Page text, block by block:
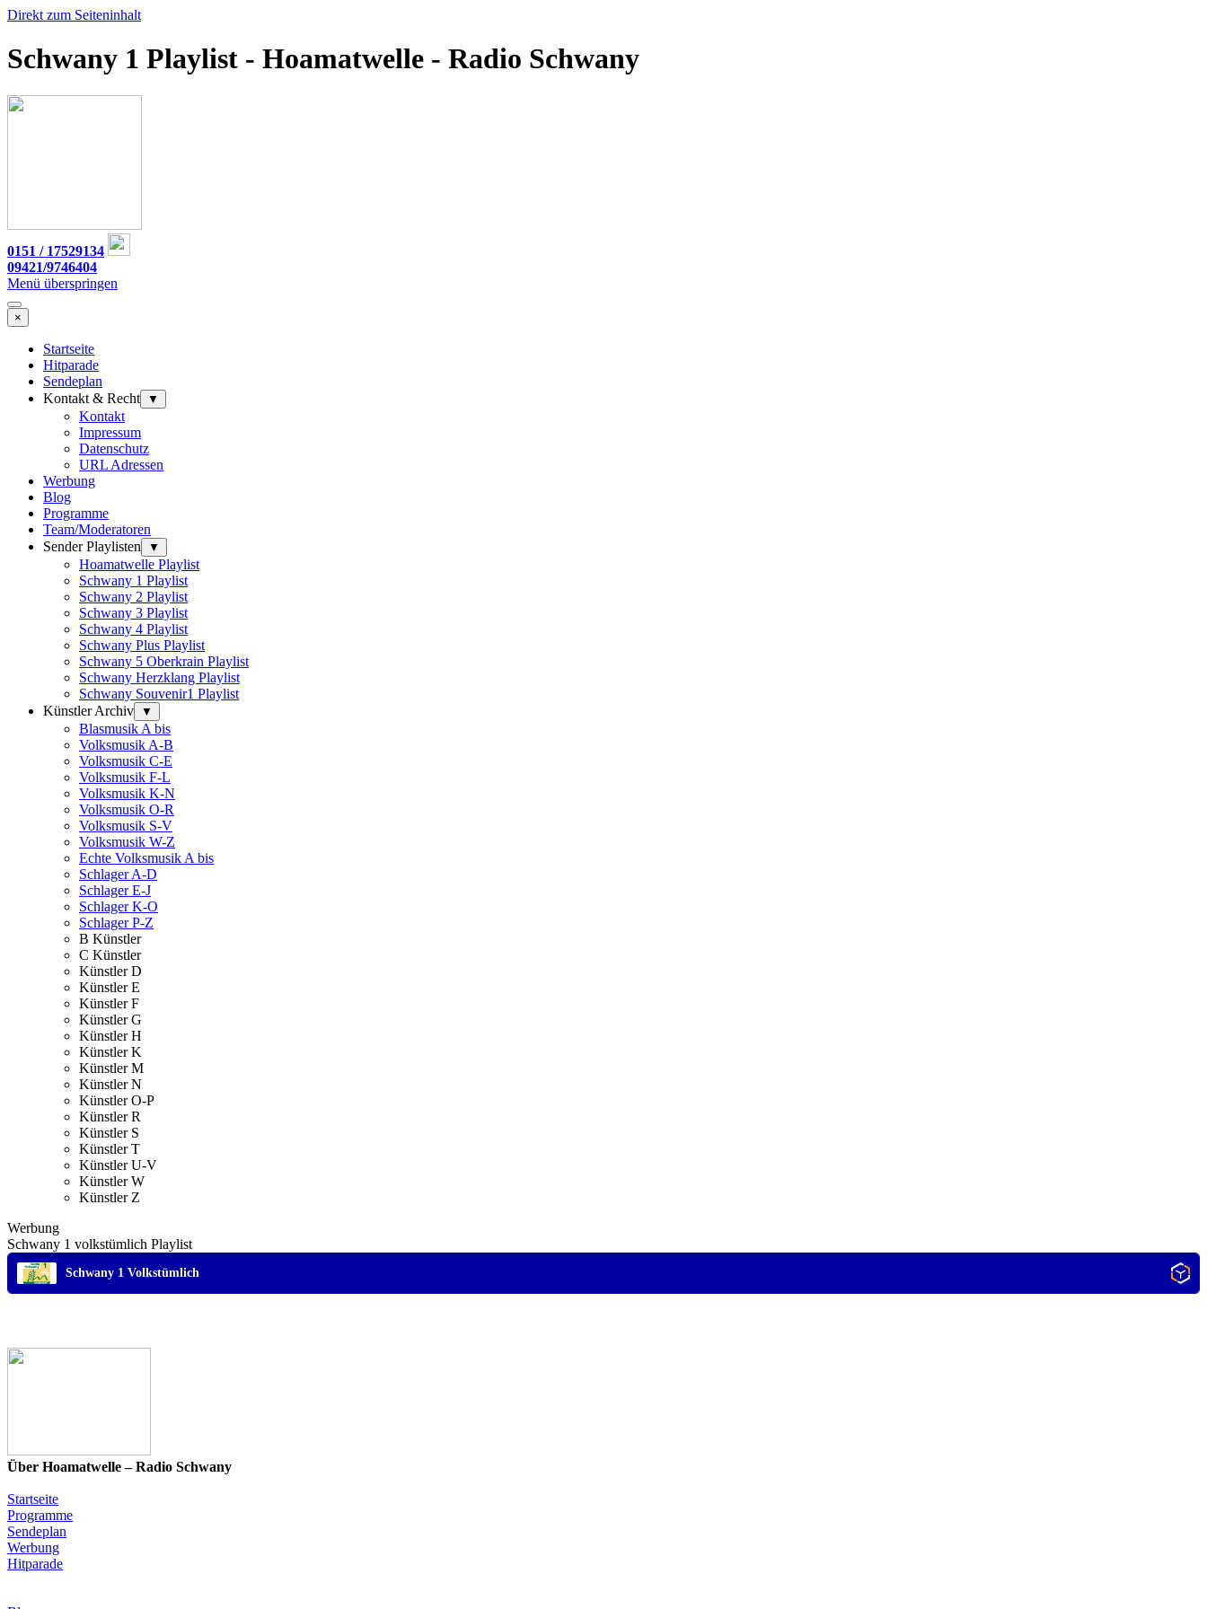
Direkt zum Seiteninhalt
Schwany 1 Playlist - Hoamatwelle - Radio Schwany
0151 / 17529134
09421/9746404
Menü überspringen
×
Startseite
Hitparade
Sendeplan
Kontakt & Recht
▼
Kontakt
Impressum
Datenschutz
URL Adressen
Werbung
Blog
Programme
Team/Moderatoren
Sender Playlisten
▼
Hoamatwelle Playlist
Schwany 1 Playlist
Schwany 2 Playlist
Schwany 3 Playlist
Schwany 4 Playlist
Schwany Plus Playlist
Schwany 5 Oberkrain Playlist
Schwany Herzklang Playlist
Schwany Souvenir1 Playlist
Künstler Archiv
▼
Blasmusik A bis
Volksmusik A-B
Volksmusik C-E
Volksmusik F-L
Volksmusik K-N
Volksmusik O-R
Volksmusik S-V
Volksmusik W-Z
Echte Volksmusik A bis
Schlager A-D
Schlager E-J
Schlager K-O
Schlager P-Z
B Künstler
C Künstler
Künstler D
Künstler E
Künstler F
Künstler G
Künstler H
Künstler K
Künstler M
Künstler N
Künstler O-P
Künstler R
Künstler S
Künstler T
Künstler U-V
Künstler W
Künstler Z
Werbung
Schwany 1 volkstümlich Playlist
Schwany 1 Volkstümlich
Über Hoamatwelle – Radio Schwany
Startseite
Programme
Sendeplan
Werbung
Hitparade